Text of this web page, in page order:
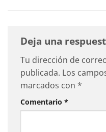
Deja una
Tu dirección de
publicada. Los
marcados con *
Comentario *